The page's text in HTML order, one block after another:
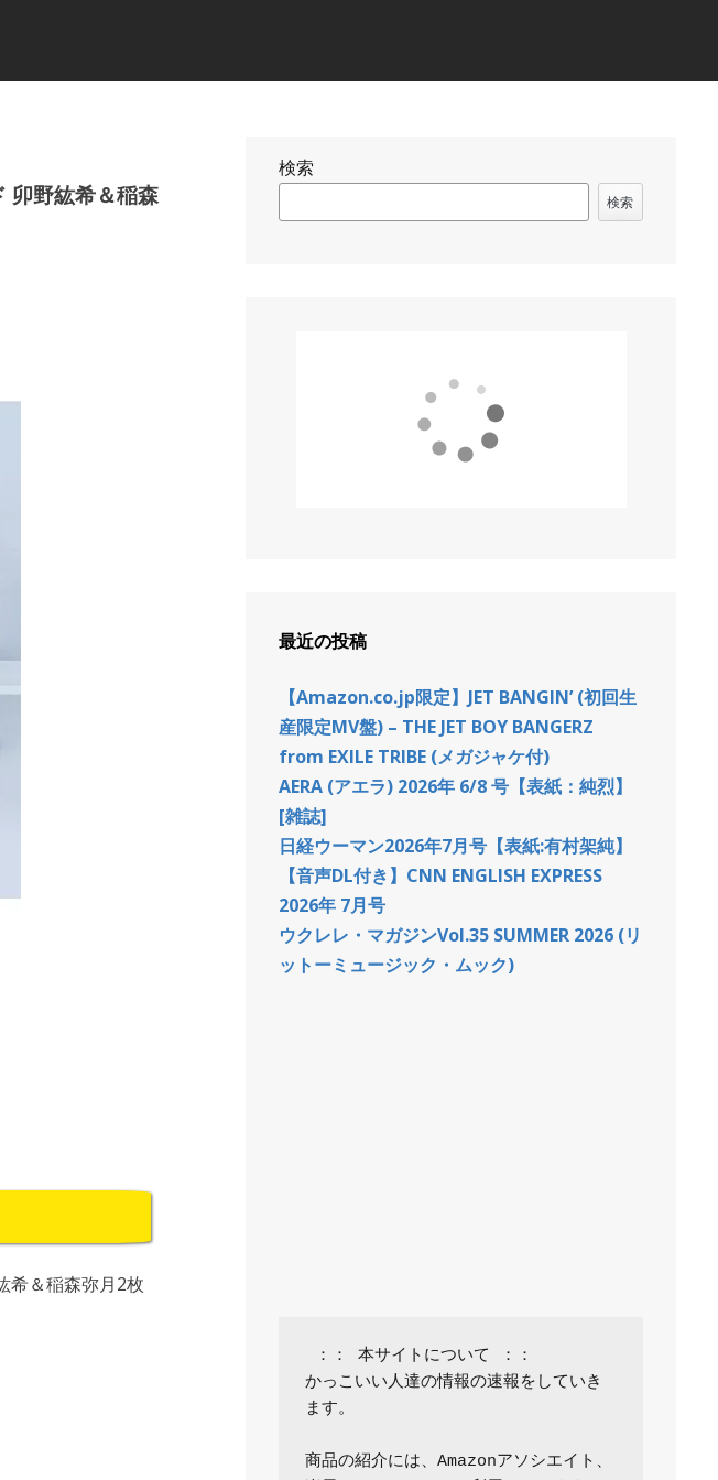
卯野紘希＆稲森
希＆稲森弥月2枚
検索
検索
最近の投稿
【Amazon.co.jp限定】JET BANGIN’ (初回生
産限定MV盤) – THE JET BOY BANGERZ
from EXILE TRIBE (メガジャケ付)
AERA (アエラ) 2026年 6/8 号【表紙：純烈】
[雑誌]
日経ウーマン2026年7月号【表紙:有村架純】
【音声DL付き】CNN ENGLISH EXPRESS
2026年 7月号
ウクレレ・マガジンVol.35 SUMMER 2026 (リ
ットーミュージック・ムック)
かっこいい人達の情報の速報をしていき
ます。
商品の紹介には、Amazonアソシエイト、